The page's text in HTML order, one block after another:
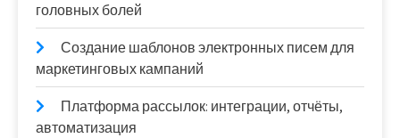
головных болей
Создание шаблонов электронных писем для
маркетинговых кампаний
Платформа рассылок: интеграции, отчёты,
автоматизация